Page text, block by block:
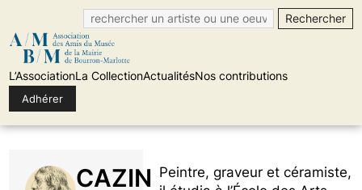
content
L’AssociationLa CollectionActualitésNos contributions
Adhérer
Peintre, graveur et céramiste,
CAZIN